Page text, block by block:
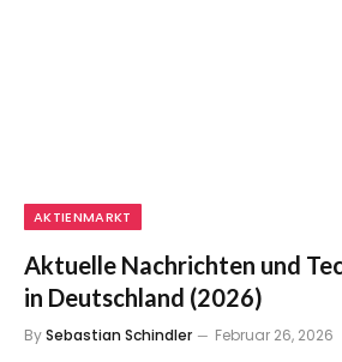
AKTIENMARKT
Aktuelle Nachrichten und
in Deutschland (2026)
BySebastian Schindler Februar 26, 2026